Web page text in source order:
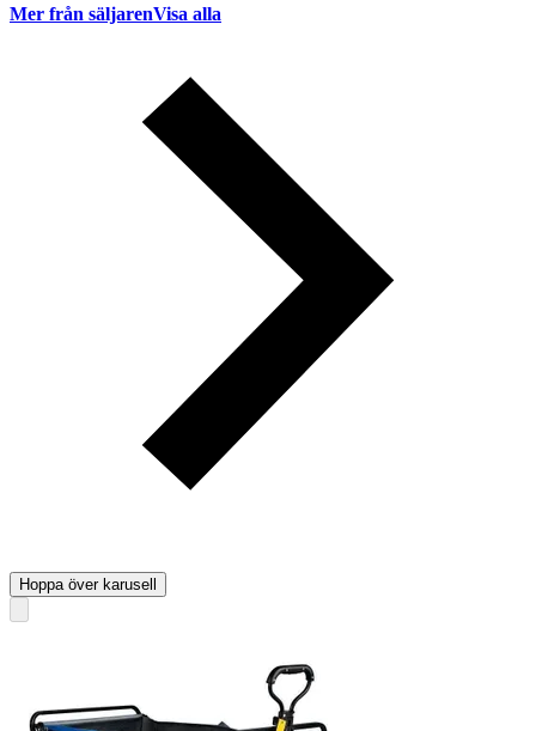
Mer från säljarenVisa alla
Hoppa över karusell